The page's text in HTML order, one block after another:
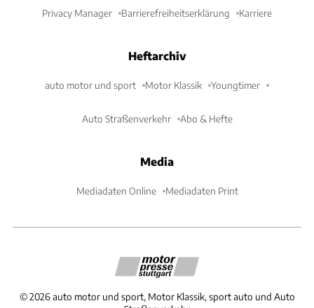
Privacy Manager Barrierefreiheitserklärung Karriere
Heftarchiv
auto motor und sport Motor Klassik Youngtimer
Auto Straßenverkehr Abo & Hefte
Media
Mediadaten Online Mediadaten Print
©2026 auto motor und sport, Motor Klassik, sport auto und Auto